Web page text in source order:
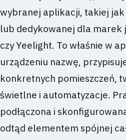
wybranej aplikacji, takiej jak
lub dedykowanej dla marek
czy Yeelight. To właśnie w
urządzeniu nazwę,
konkretnych pomieszczeń,
świetlne i automatyzacje.
podłączona i
odtąd elementem spójnej